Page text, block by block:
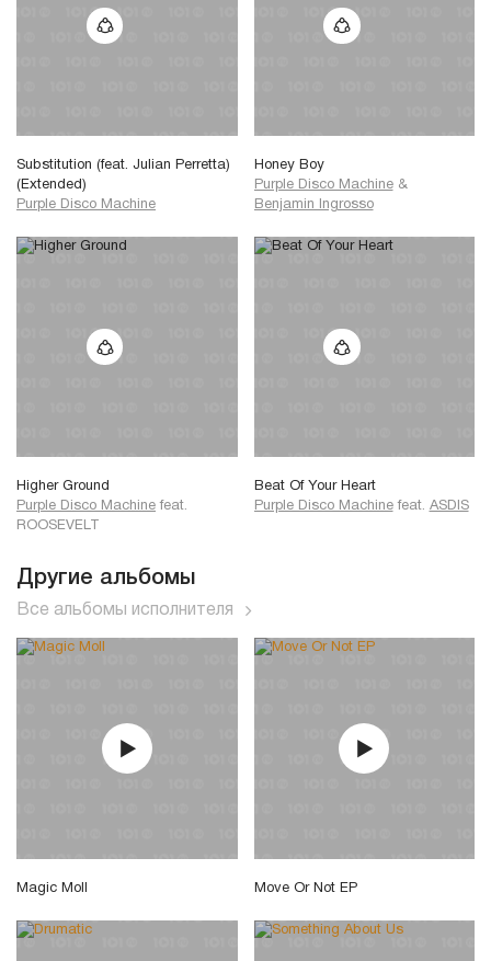
Substitution (feat. Julian Perretta)
(Extended)
Purple Disco Machine
Honey Boy
Purple Disco Machine &
Benjamin Ingrosso
Higher Ground
Purple Disco Machine feat.
ROOSEVELT
Beat Of Your Heart
Purple Disco Machine feat. ASDIS
Другие альбомы
Все альбомы исполнителя
Magic Moll Move Or Not EP